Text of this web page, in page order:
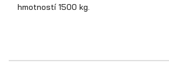
hmotností 1500 kg.